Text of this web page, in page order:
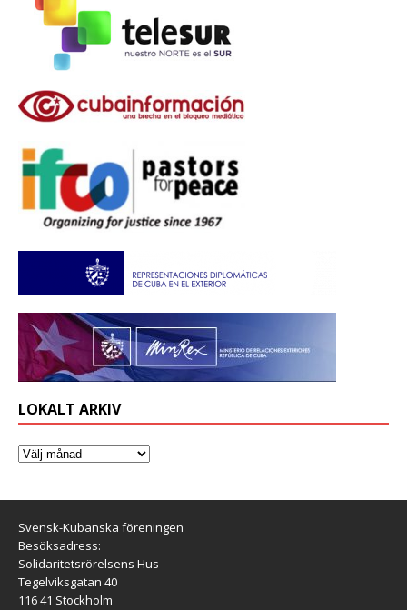
LOKALT ARKIV
Svensk-Kubanska föreningen
Besöksadress:
Solidaritetsrörelsens Hus
Tegelviksgatan 40
116 41 Stockholm